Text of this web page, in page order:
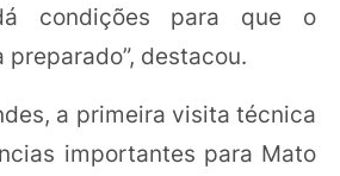
condições para que o
destacou.
a primeira visita técnica
importantes para Mato